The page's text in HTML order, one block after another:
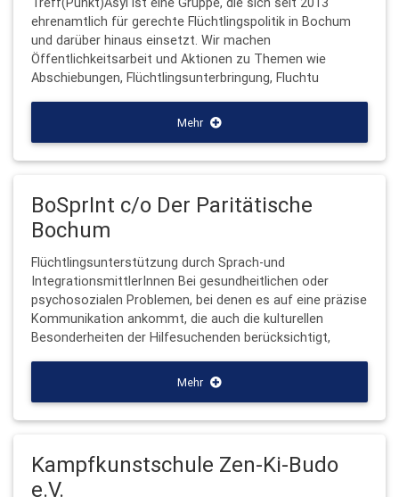
ehrenamtlich für gerechte Flüchtlingspolitik in Bochum
und darüber hinaus einsetzt. Wir machen
Öffentlichkeitsarbeit und Aktionen zu Themen wie
Abschiebungen, Flüchtlingsunterbringung, Fluchtu
Mehr
BoSprInt c/o Der Paritätische
Bochum
Flüchtlingsunterstützung durch Sprach-und
IntegrationsmittlerInnen Bei gesundheitlichen oder
psychosozialen Problemen, bei denen es auf eine präzise
Kommunikation ankommt, die auch die kulturellen
Besonderheiten der Hilfesuchenden berücksichtigt,
Mehr
Kampfkunstschule Zen-Ki-Budo
e.V.